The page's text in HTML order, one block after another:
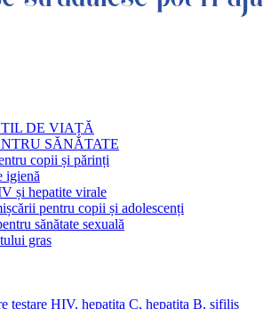
DE VIAȚĂ
SĂNĂTATE
copii și părinți
igienă
și hepatite virale
pentru copii și adolescenți
sănătate sexuală
gras
testare HIV, hepatita C, hepatita B, sifilis